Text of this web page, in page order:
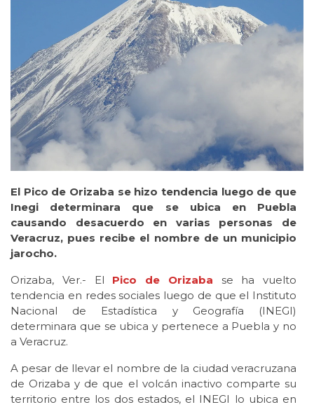
El Pico de Orizaba se hizo tendencia luego de que
Inegi determinara que se ubica en Puebla
causando desacuerdo en varias personas de
Veracruz, pues recibe el nombre de un municipio
jarocho.
Orizaba, Ver.- El Pico de Orizaba se ha vuelto
tendencia en redes sociales luego de que el Instituto
Nacional de Estadística y Geografía (INEGI)
determinara que se ubica y pertenece a Puebla y no
a Veracruz.
A pesar de llevar el nombre de la ciudad veracruzana
de Orizaba y de que el volcán inactivo comparte su
territorio entre los dos estados, el INEGI lo ubica en